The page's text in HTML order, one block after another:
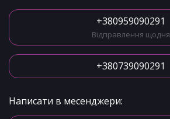
+380959090291
Відправлення щодня
+380739090291
Написати в месенджери: